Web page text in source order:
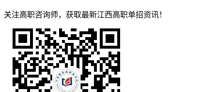
关注高职咨询师，获取最新江西高职单招资讯！